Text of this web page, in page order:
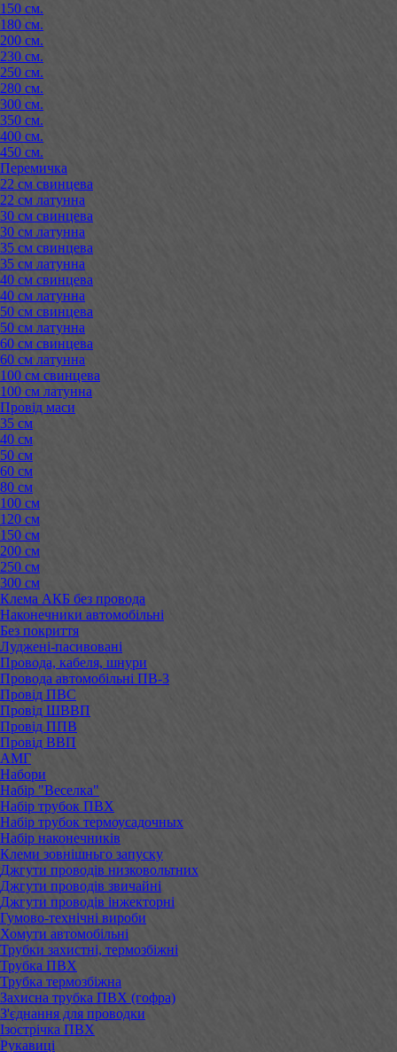
150 см.
180 см.
200 см.
230 см.
250 см.
280 см.
300 см.
350 см.
400 см.
450 см.
Перемичка
22 см свинцева
22 см латунна
30 см свинцева
30 см латунна
35 см свинцева
35 см латунна
40 см свинцева
40 см латунна
50 см свинцева
50 см латунна
60 см свинцева
60 см латунна
100 см свинцева
100 см латунна
Провід маси
35 см
40 см
50 см
60 см
80 см
100 см
120 см
150 см
200 см
250 см
300 см
Клема АКБ без провода
Наконечники автомобільні
Без покриття
Луджені-пасивовані
Провода, кабеля, шнури
Провода автомобільні ПВ-3
Провід ПВС
Провід ШВВП
Провід ППВ
Провід ВВП
АМГ
Набори
Набір "Веселка"
Набір трубок ПВХ
Набір трубок термоусадочных
Набір наконечників
Клеми зовнішньго запуску
Джгути проводів низковольтних
Джгути проводів звичайні
Джгути проводів інжекторні
Гумово-технічні вироби
Хомути автомобільні
Трубки захистні, термозбіжні
Трубка ПВХ
Трубка термозбіжна
Захисна трубка ПВХ (гофра)
З'єднання для проводки
Ізострічка ПВХ
Рукавиці